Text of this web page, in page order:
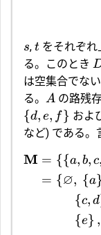
s, t をそれぞれ
る。このとき
は空集合でな
る。 A の路残
{d, e, f} およ
など) である。
M = {{a, b, c,
= {∅, {a
{c, d
{e} ,